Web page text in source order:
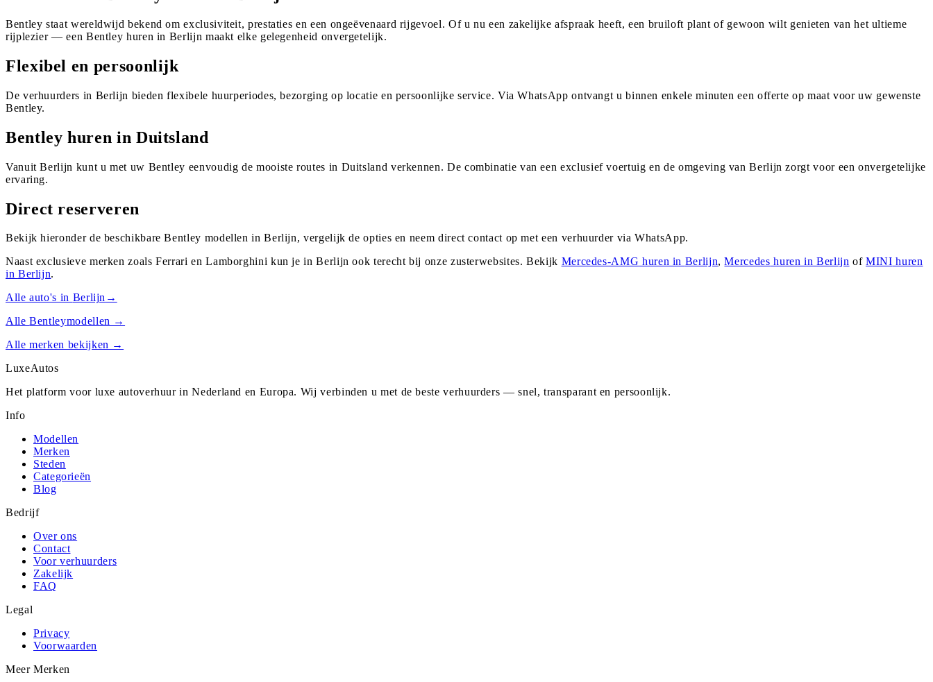
Bentley staat wereldwijd bekend om exclusiviteit, prestaties en een ongeëvenaard rijgevoel. Of u nu een zakelijke afspraak heeft, een bruiloft plant of gewoon wilt genieten van het ultieme
rijplezier — een Bentley huren in Berlijn maakt elke gelegenheid onvergetelijk.
Flexibel en persoonlijk
De verhuurders in Berlijn bieden flexibele huurperiodes, bezorging op locatie en persoonlijke service. Via WhatsApp ontvangt u binnen enkele minuten een offerte op maat voor uw gewenste
Bentley.
Bentley huren in Duitsland
Vanuit Berlijn kunt u met uw Bentley eenvoudig de mooiste routes in Duitsland verkennen. De combinatie van een exclusief voertuig en de omgeving van Berlijn zorgt voor een onvergetelijke
ervaring.
Direct reserveren
Bekijk hieronder de beschikbare Bentley modellen in Berlijn, vergelijk de opties en neem direct contact op met een verhuurder via WhatsApp.
Naast exclusieve merken zoals Ferrari en Lamborghini kun je in Berlijn ook terecht bij onze zusterwebsites. Bekijk Mercedes-AMG huren in Berlijn,Mercedes huren inBerlijn ofMINI huren
in Berlijn.
Alle auto's in Berlijn →
AlleBentleymodellen →
Alle merken bekijken →
LuxeAutos
Het platform voor luxe autoverhuur in Nederland en Europa. Wij verbinden u met de beste verhuurders — snel, transparant en persoonlijk.
Info
Modellen
Merken
Steden
Categorieën
Blog
Bedrijf
Over ons
Contact
Voor verhuurders
Zakelijk
FAQ
Legal
Privacy
Voorwaarden
Meer Merken